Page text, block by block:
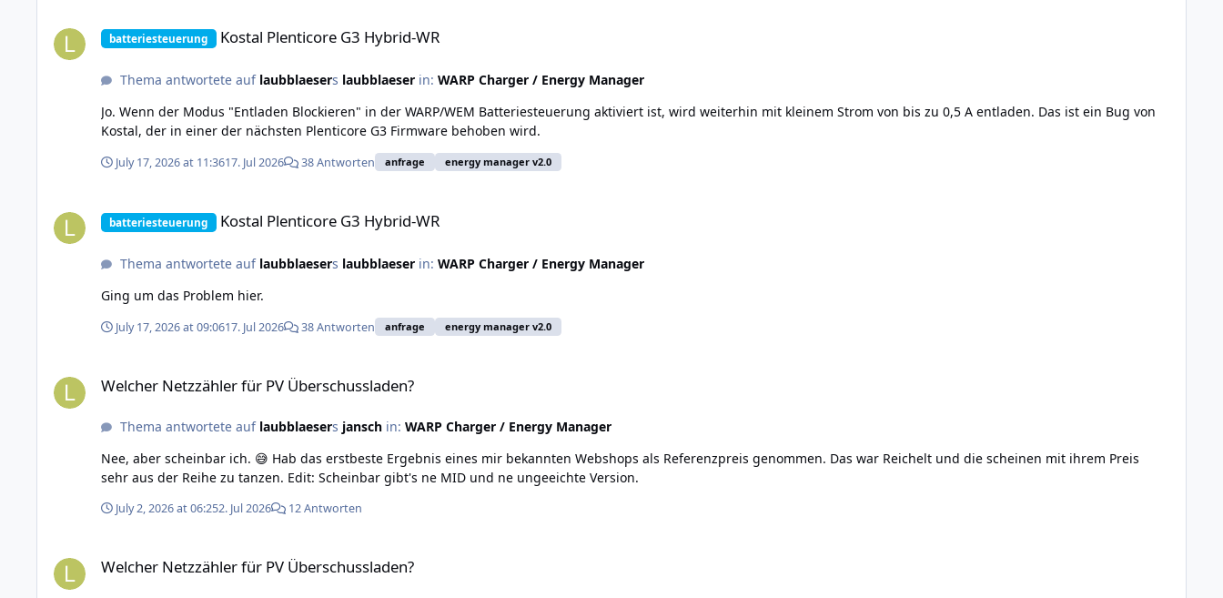
batteriesteuerung Kostal Plenticore G3 Hybrid-WR
Thema antwortete auf laubblaesers laubblaeserin: WARP Charger / Energy Manager
Jo. Wenn der Modus "Entladen Blockieren" in der WARP/WEM Batteriesteuerung aktiviert ist, wird weiterhin mit kleinem Strom von bis zu 0,5 A entladen. Das ist ein Bug von
Kostal, der in einer der nächsten Plenticore G3 Firmware behoben wird.
July 17, 2026 at 11:3617. Jul 2026 38 Antworten anfrage energy manager v2.0
batteriesteuerung Kostal Plenticore G3 Hybrid-WR
Thema antwortete auf laubblaesers laubblaeserin: WARP Charger / Energy Manager
Ging um das Problem hier.
July 17, 2026 at 09:0617. Jul 2026 38 Antworten anfrage energy manager v2.0
Welcher Netzzähler für PV Überschussladen?
Thema antwortete auf laubblaesers janschin: WARP Charger / Energy Manager
Nee, aber scheinbar ich. 😅 Hab das erstbeste Ergebnis eines mir bekannten Webshops als Referenzpreis genommen. Das war Reichelt und die scheinen mit ihrem Preis
sehr aus der Reihe zu tanzen. Edit: Scheinbar gibt's ne MID und ne ungeeichte Version.
July 2, 2026 at 06:252. Jul 2026 12 Antworten
Welcher Netzzähler für PV Überschussladen?